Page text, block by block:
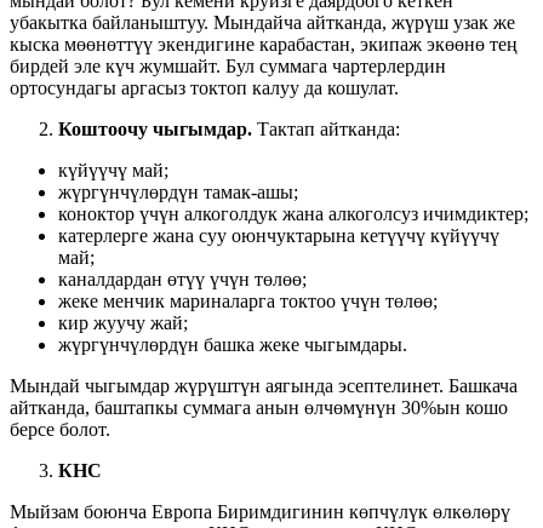
убакытка байланыштуу. Мындайча айтканда, жүрүш узак же
кыска мөөнөттүү экендигине карабастан, экипаж экөөнө тең
бирдей эле күч жумшайт. Бул суммага чартерлердин
ортосундагы аргасыз токтоп калуу да кошулат.
Коштоочу чыгымдар. Тактап айтканда:
күйүүчү май;
жүргүнчүлөрдүн тамак-ашы;
коноктор үчүн алкоголдук жана алкоголсуз ичимдиктер;
катерлерге жана суу оюнчуктарына кетүүчү күйүүчү
май;
каналдардан өтүү үчүн төлөө;
жеке менчик мариналарга токтоо үчүн төлөө;
кир жуучу жай;
жүргүнчүлөрдүн башка жеке чыгымдары.
Мындай чыгымдар жүрүштүн аягында эсептелинет. Башкача
айтканда, баштапкы суммага анын өлчөмүнүн 30%ын кошо
берсе болот.
КНС
Мыйзам боюнча Европа Биримдигинин көпчүлүк өлкөлөрү